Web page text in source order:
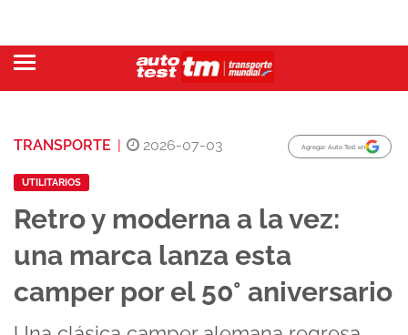
TRANSPORTE | 2026-07-03 Agregar Auto Test en
UTILITARIOS
Retro y moderna a la vez:
una marca lanza esta
camper por el 50° aniversario